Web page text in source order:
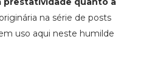
na série de posts
uso aqui neste humilde